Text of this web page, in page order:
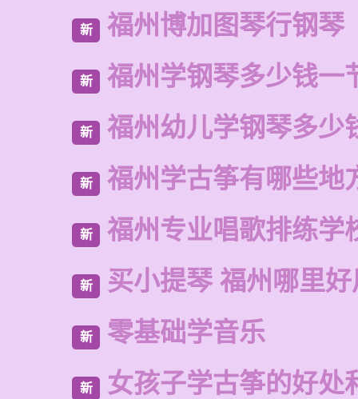
新 福州博加图琴行钢琴
新 福州学钢琴多少钱一
新 福州幼儿学钢琴多少
新 福州学古筝有哪些地
新 福州专业唱歌排练学
新 买小提琴 福州哪里
新 零基础学音乐
新 女孩子学古筝的好处